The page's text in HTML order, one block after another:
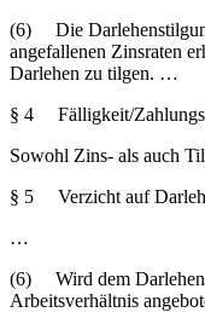
(6) Die Darlehenstilgung
angefallenen Zinsraten
Darlehen zu tilgen. …
§ 4 Fälligkeit/
Sowohl Zins- als auch
§ 5 Verzicht auf
…
(6) Wird dem
Arbeitsverhältnis